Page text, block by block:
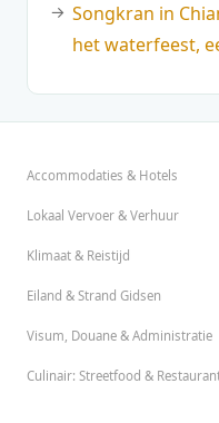
Songkran in
het waterfeest,
Accommodaties & Hotels
Lokaal Vervoer & Verhuur
Klimaat & Reistijd
Eiland & Strand Gidsen
Visum, Douane & Administratie
Culinair: Streetfood &